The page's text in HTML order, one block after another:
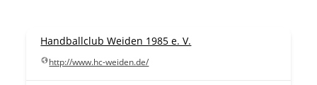
Handballclub Weiden 1985 e. V.
http://www.hc-weiden.de/